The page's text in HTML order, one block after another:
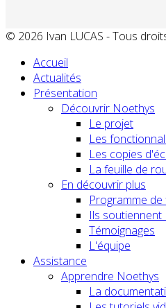
© 2026 Ivan LUCAS - Tous
Accueil
Actualités
Présentation
Découvrir Noethys
Le projet
Les
Les copies
La feuille de
En découvrir plus
Programme
Ils soutiennent
Témoignages
L'équipe
Assistance
Apprendre Noethys
La